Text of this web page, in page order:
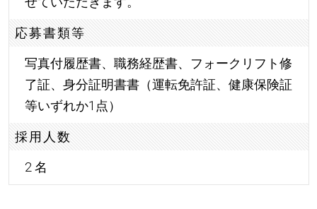
応募書類等
写真付履歴書、職務経歴書、フォークリフト修
了証、身分証明書書（運転免許証、健康保険証
等いずれか1点）
採用人数
2 名